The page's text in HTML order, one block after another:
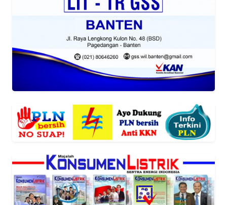
DISCLAIMER
Wahana
Regional
WN
JAKARTA